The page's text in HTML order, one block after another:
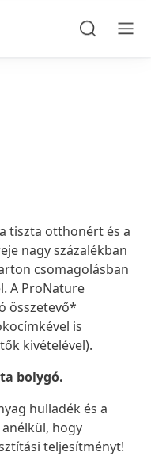
tiszta otthonért és a
nagy százalékban
csomagolásban
A ProNature
összetevő*
is
kivételével).
bolygó.
hulladék és a
hogy
teljesítményt!